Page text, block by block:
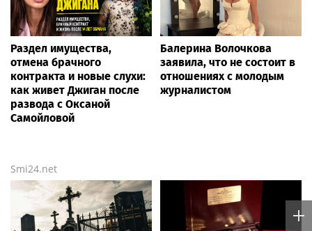
Раздел имущества,
отмена брачного
контракта и новые слухи:
как живет Джиган после
развода с Оксаной
Самойловой
Балерина Волочкова
заявила, что не состоит в
отношениях с молодым
журналистом
Smi24.net